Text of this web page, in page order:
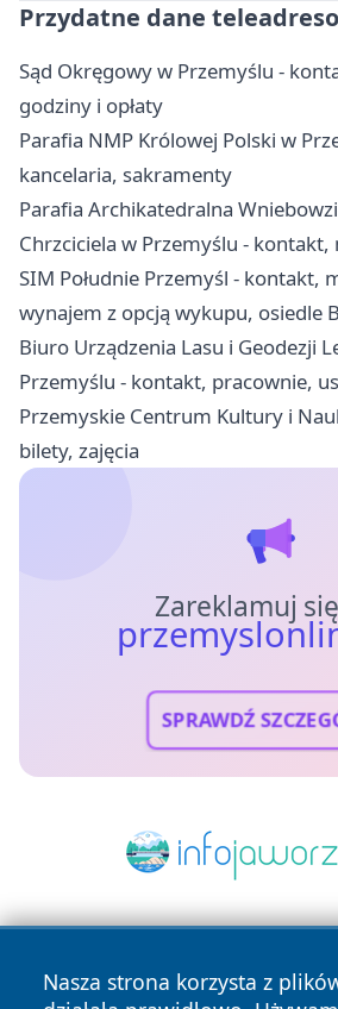
Przydatne dane
Sąd Okręgowy w Przemyślu -
godziny i opłaty
Parafia NMP Królowej Polski w
kancelaria, sakramenty
Parafia Archikatedralna
Chrzciciela w Przemyślu -
SIM Południe Przemyśl - kontakt,
wynajem z opcją wykupu, osiedle
Biuro Urządzenia Lasu i Geodezji
Przemyślu - kontakt, pracownie,
Przemyskie Centrum Kultury i
bilety, zajęcia
Zareklamuj
SPRAWDŹ
Nasza strona korzysta z